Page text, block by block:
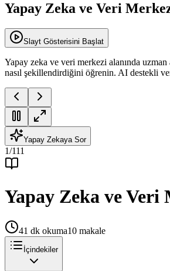
Yapay Zeka ve Veri
Slayt Gösterisini Başlat
Yapay zeka ve veri merkezi alanında
nasıl şekillendirdiğini öğrenin. AI destekli
Yapay Zekaya Sor
1/111
Yapay Zeka ve Veri
41 dk okuma10 makale
İçindekiler